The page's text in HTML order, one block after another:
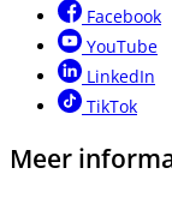
Facebook
YouTube
LinkedIn
TikTok
Meer